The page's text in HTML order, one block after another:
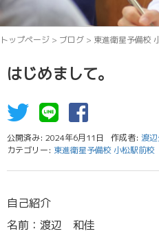
トップページ > ブログ > 東進衛星予備校
はじめまして。
公開済み: 2024年6月11日 作成者: 渡
カテゴリー: 東進衛星予備校 小松駅前校
自己紹介
名前：渡辺 和佳